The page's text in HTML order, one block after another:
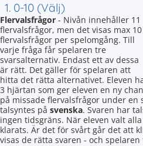
1. 0-10 (Välj)
Flervalsfrågor - Nivån innehåller 11
flervalsfrågor, men det visas max 10
flervalsfrågor per spelomgång. Till
varje fråga får spelaren tre
svarsalternativ. Endast ett av dessa
är rätt. Det gäller för spelaren att
hitta det rätta alternativet. Eleven
3 hjärtan som ger eleven en ny
på missade flervalsfrågor under en
talsyntes på svenska. Svaren har
ingen tidsgräns. När eleven valt
klarats. Är det för svårt går det att
visas de rätta svaren - och